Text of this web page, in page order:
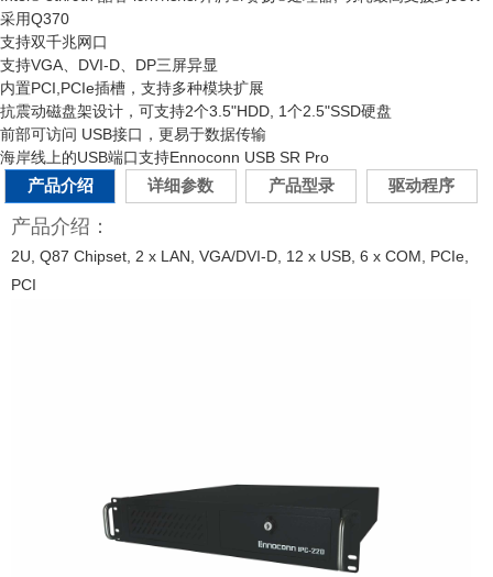
采用Q370
支持双千兆网口
支持VGA、DVI-D、DP三屏异显
内置PCI,PCIe插槽，支持多种模块扩展
抗震动磁盘架设计，可支持2个3.5"HDD, 1个2.5"SSD硬盘
前部可访问 USB接口，更易于数据传输
海岸线上的USB端口支持Ennoconn USB SR Pro
产品介绍
详细参数 产品型录 驱动程序
产品介绍：
2U, Q87 Chipset, 2 x LAN, VGA/DVI-D, 12 x USB, 6 x COM, PCIe,
PCI